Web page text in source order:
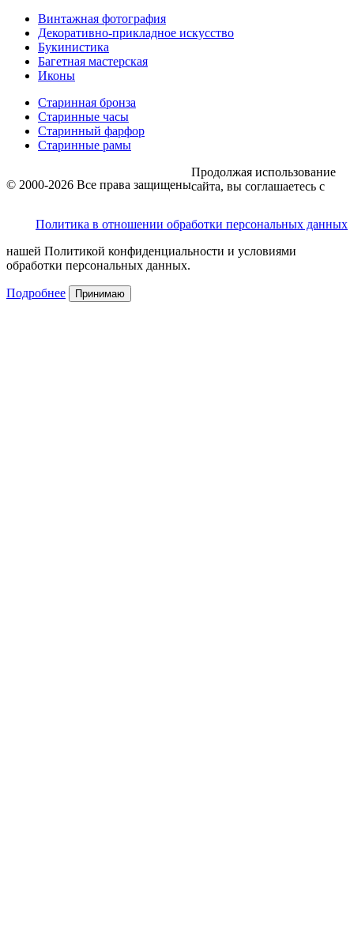
Винтажная фотография
Декоративно-прикладное искусство
Букинистика
Багетная мастерская
Иконы
Старинная бронза
Старинные часы
Старинный фарфор
Старинные рамы
© 2000-2026 Все права защищены
Политика в отношении обработки персональных данных
Продолжая использование
сайта, вы соглашаетесь с
нашей Политикой конфиденциальности и условиями
обработки персональных данных.
Подробнее Принимаю